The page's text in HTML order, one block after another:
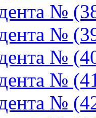
№
№
№
№
№